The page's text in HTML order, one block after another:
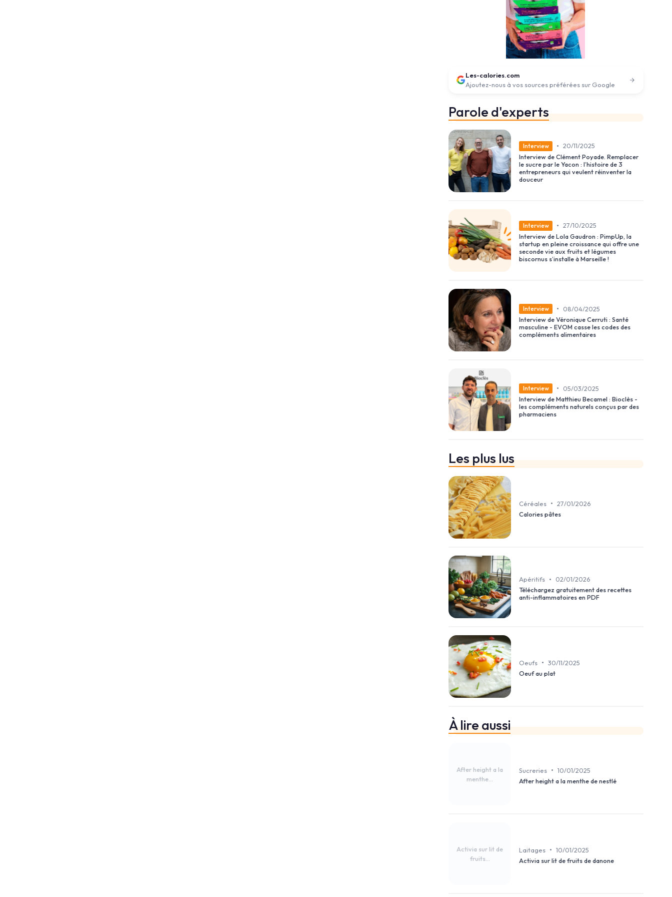
Les-calories.com
Ajoutez-nous à vos sources préférées sur Google
Parole d'experts
Interview • 20/11/2025
Interview de Clément Poyade. Remplacer
le sucre par le Yacon : l’histoire de 3
entrepreneurs qui veulent réinventer la
douceur
Interview • 27/10/2025
Interview de Lola Gaudron : PimpUp, la
startup en pleine croissance qui offre une
seconde vie aux fruits et légumes
biscornus s’installe à Marseille !
Interview •
08/04/2025
Interview de Véronique Cerruti : Santé
masculine - EVOM casse les codes des
compléments alimentaires
Interview •
05/03/2025
Interview de Matthieu Becamel : Bioclès -
les compléments naturels conçus par des
pharmaciens
Les plus lus
Céréales • 27/01/2026
Calories pâtes
Apéritifs •
02/01/2026
Téléchargez gratuitement des recettes
anti-inflammatoires en PDF
Oeufs • 30/11/2025
Oeuf au plat
À lire aussi
After height a la
menthe...
Sucreries • 10/01/2025
After height a la menthe de nestlé
Activia sur lit de
fruits...
Laitages • 10/01/2025
Activia sur lit de fruits de danone